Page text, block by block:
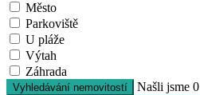
Město
Parkoviště
U pláže
Výtah
Záhrada
Vyhledávání nemovitostí Našli jsme0